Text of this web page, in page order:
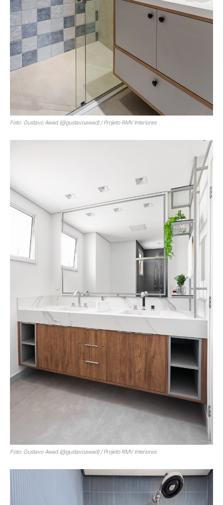
Foto: Gustavo Awad (@gustavoawad) / Projeto RMV Interiores
Foto: Gustavo Awad (@gustavoawad) / Projeto RMV Interiores